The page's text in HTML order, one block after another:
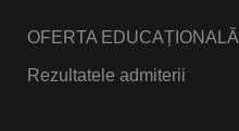
OFERTA EDUCAȚIONALĂ
Rezultatele admiterii